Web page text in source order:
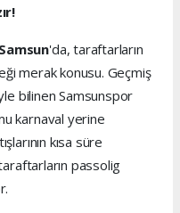
'da, taraftarların
merak konusu. Geçmiş
bilinen Samsunspor
karnaval yerine
kısa süre
passolig